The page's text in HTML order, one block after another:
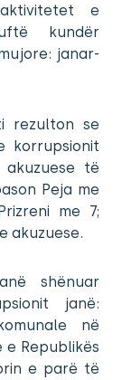
e
kundër
janar-
rezulton se
korrupsionit
të
Peja me
me 7;
akuzuese.
shënuar
janë:
në
e Republikës
e parë të